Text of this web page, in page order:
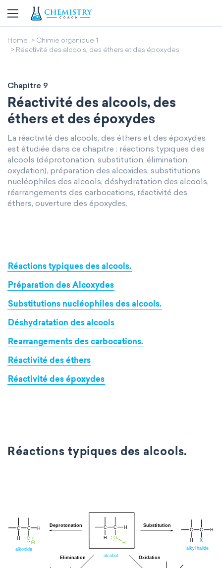
Home
Chimie organique 1
Réactivité des alcools, des éthers et des époxydes
Chapitre 9
Réactivité des alcools, des
éthers et des époxydes
La réactivité des alcools, des éthers et des époxydes
est étudiée dans ce chapitre : réactions typiques des
alcools (déprotonation, substitution, élimination,
oxydation), préparation des alcoxides, substitutions
nucléophiles des alcools, déshydratation des alcools,
réarrangements des carbocations, réactivité des
éthers, ouverture des époxydes.
Réactions typiques des alcools.
Préparation des Alcoxydes
Substitutions nucléophiles des alcools.
Déshydratation des alcools
Rearrangements des carbocations.
Réactivité des éthers
Réactivité des époxydes
Réactions typiques des alcools.